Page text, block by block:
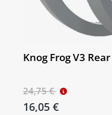
Knog Frog V3 Rear
24,75 €
16,05 €